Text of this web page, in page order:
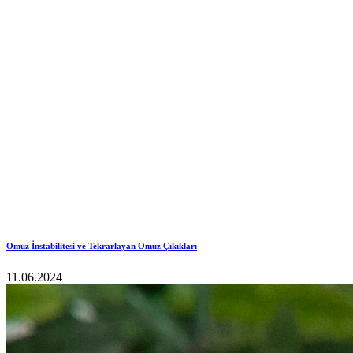
Omuz İnstabilitesi ve Tekrarlayan Omuz Çıkıkları
11.06.2024